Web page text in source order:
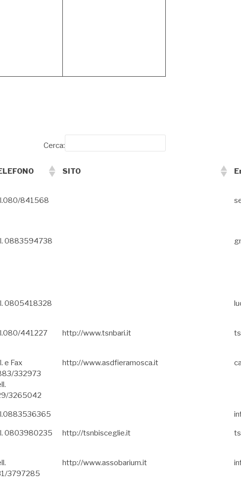
Cerca:
SITO
841568
0883594738
0805418328
441227 http://www.tsnbari.it
e Fax
332973
3265042
http://www.asdfieramosca.it
0803980235 http://tsnbisceglie.it
3797285
http://www.assobarium.it